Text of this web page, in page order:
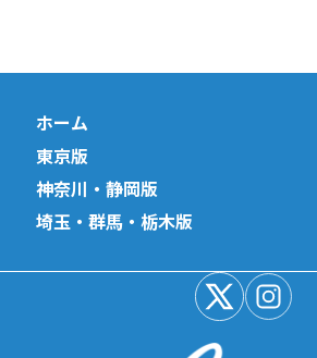
ホーム
東京版
神奈川・静岡版
埼玉・群馬・栃木版